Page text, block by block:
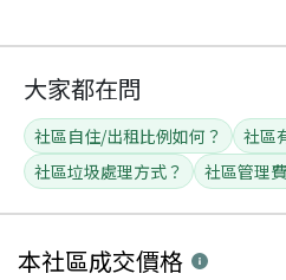
大家都在問
社區自住/出租比例如何？
社區
社區垃圾處理方式？
社區管理
本社區成交價格